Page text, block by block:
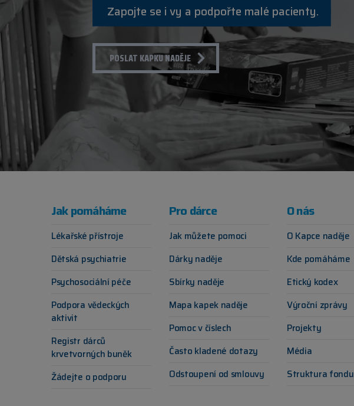
Zapojte se i vy a podpořte malé pacienty.
POSLAT KAPKU NADĚJE
Jak pomáháme
Lékařské přístroje
Dětská psychiatrie
Psychosociální péče
Podpora vědeckých
aktivit
Registr dárců
krvetvorných buněk
Žádejte o podporu
Pro dárce
Jak můžete pomoci
Dárky naděje
Sbírky naděje
Mapa kapek naděje
Pomoc v číslech
Často kladené dotazy
Odstoupení od smlouvy
O nás
O Kapce naděje
Kde pomáháme
Etický kodex
Výroční zprávy
Projekty
Média
Struktura fondu